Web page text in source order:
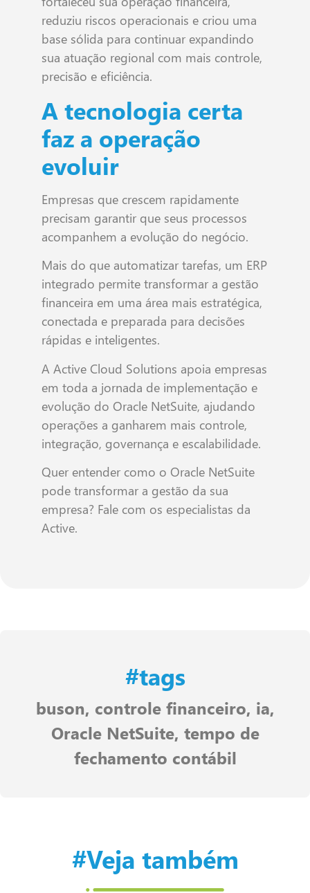
reduziu riscos operacionais e criou uma
base sólida para continuar expandindo
sua atuação regional com mais controle,
precisão e eficiência.
A tecnologia certa
faz a operação
evoluir
Empresas que crescem rapidamente
precisam garantir que seus processos
acompanhem a evolução do negócio.
Mais do que automatizar tarefas, um ERP
integrado permite transformar a gestão
financeira em uma área mais estratégica,
conectada e preparada para decisões
rápidas e inteligentes.
A Active Cloud Solutions apoia empresas
em toda a jornada de implementação e
evolução do Oracle NetSuite, ajudando
operações a ganharem mais controle,
integração, governança e escalabilidade.
Quer entender como o Oracle NetSuite
pode transformar a gestão da sua
empresa? Fale com os especialistas da
Active.
#tags
buson, controle financeiro, ia,
Oracle NetSuite, tempo de
fechamento contábil
#Veja também